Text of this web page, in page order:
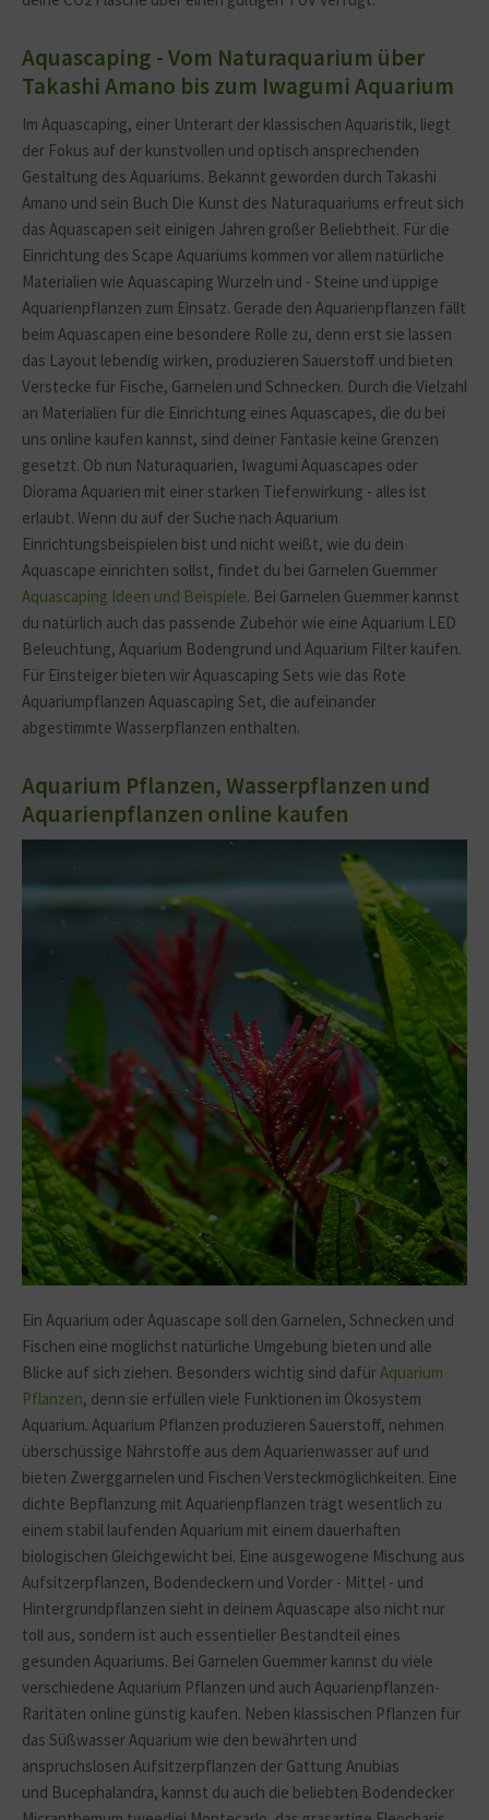
Aquascaping - Vom Naturaquarium über
Takashi Amano bis zum Iwagumi Aquarium
Im Aquascaping, einer Unterart der klassischen Aquaristik, liegt
der Fokus auf der kunstvollen und optisch ansprechenden
Gestaltung des Aquariums. Bekannt geworden durch Takashi
Amano und sein Buch Die Kunst des Naturaquariums erfreut sich
das Aquascapen seit einigen Jahren großer Beliebtheit. Für die
Einrichtung des Scape Aquariums kommen vor allem natürliche
Materialien wie Aquascaping Wurzeln und - Steine und üppige
Aquarienpflanzen zum Einsatz. Gerade den Aquarienpflanzen fällt
beim Aquascapen eine besondere Rolle zu, denn erst sie lassen
das Layout lebendig wirken, produzieren Sauerstoff und bieten
Verstecke für Fische, Garnelen und Schnecken. Durch die Vielzahl
an Materialien für die Einrichtung eines Aquascapes, die du bei
uns online kaufen kannst, sind deiner Fantasie keine Grenzen
gesetzt. Ob nun Naturaquarien, Iwagumi Aquascapes oder
Diorama Aquarien mit einer starken Tiefenwirkung - alles ist
erlaubt. Wenn du auf der Suche nach Aquarium
Einrichtungsbeispielen bist und nicht weißt, wie du dein
Aquascape einrichten sollst, findet du bei Garnelen Guemmer
Aquascaping Ideen und Beispiele. Bei Garnelen Guemmer kannst
du natürlich auch das passende Zubehör wie eine Aquarium LED
Beleuchtung, Aquarium Bodengrund und Aquarium Filter kaufen.
Für Einsteiger bieten wir Aquascaping Sets wie das Rote
Aquariumpflanzen Aquascaping Set, die aufeinander
abgestimmte Wasserpflanzen enthalten.
Aquarium Pflanzen, Wasserpflanzen und
Aquarienpflanzen online kaufen
Ein Aquarium oder Aquascape soll den Garnelen, Schnecken und
Fischen eine möglichst natürliche Umgebung bieten und alle
Blicke auf sich ziehen. Besonders wichtig sind dafürAquarium
Pflanzen, denn sie erfüllen viele Funktionen im Ökosystem
Aquarium. Aquarium Pflanzen produzieren Sauerstoff, nehmen
überschüssige Nährstoffe aus dem Aquarienwasser auf und
bieten Zwerggarnelen und Fischen Versteckmöglichkeiten. Eine
dichte Bepflanzung mit Aquarienpflanzen trägt wesentlich zu
einem stabil laufenden Aquarium mit einem dauerhaften
biologischen Gleichgewicht bei. Eine ausgewogene Mischung aus
Aufsitzerpflanzen, Bodendeckern und Vorder - Mittel - und
Hintergrundpflanzen sieht in deinem Aquascape also nicht nur
toll aus, sondern ist auch essentieller Bestandteil eines
gesunden Aquariums. Bei Garnelen Guemmer kannst du viele
verschiedene Aquarium Pflanzen und auch Aquarienpflanzen-
Raritäten online günstig kaufen. Neben klassischen Pflanzen für
das Süßwasser Aquarium wie den bewährten und
anspruchslosen Aufsitzerpflanzen der Gattung Anubias
und Bucephalandra, kannst du auch die beliebten Bodendecker